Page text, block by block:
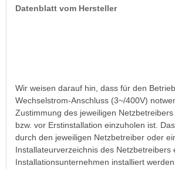
Datenblatt vom Hersteller
Wir weisen darauf hin, dass für den
Wechselstrom-Anschluss (3~/400V)
Zustimmung des jeweiligen
bzw. vor Erstinstallation einzuholen ist.
durch den jeweiligen Netzbetreiber oder
Installateurverzeichnis des Netzbetreibers
Installationsunternehmen installiert werden.